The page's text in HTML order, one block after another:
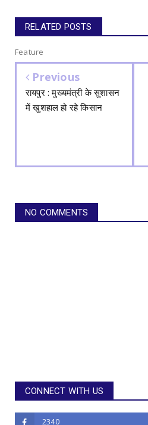
RELATED POSTS
Feature
Previous
रायपुर : मुख्यमंत्री के सुशासन
में खुशहाल हो रहे किसान
NO COMMENTS
CONNECT WITH US
2340